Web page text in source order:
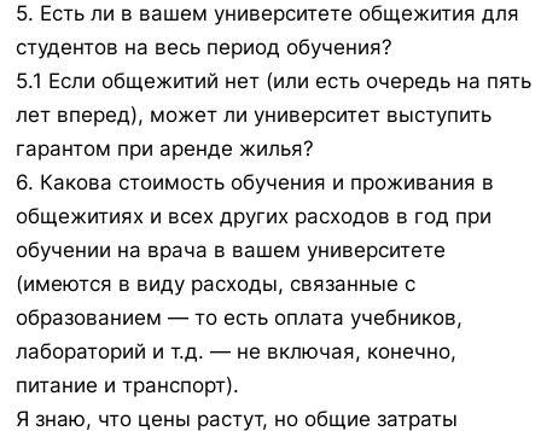
5. Есть ли в вашем университете общежития для
студентов на весь период обучения?
5.1 Если общежитий нет (или есть очередь на пять
лет вперед), может ли университет выступить
гарантом при аренде жилья?
6. Какова стоимость обучения и проживания в
общежитиях и всех других расходов в год при
обучении на врача в вашем университете
(имеются в виду расходы, связанные с
образованием — то есть оплата учебников,
лабораторий и т.д. — не включая, конечно,
питание и транспорт).
Я знаю, что цены растут, но общие затраты